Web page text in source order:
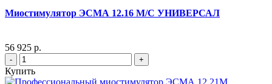
Миостимулятор ЭСМА 12.16 М/С УНИВЕРСАЛ
56 925 р.
- +
Купить